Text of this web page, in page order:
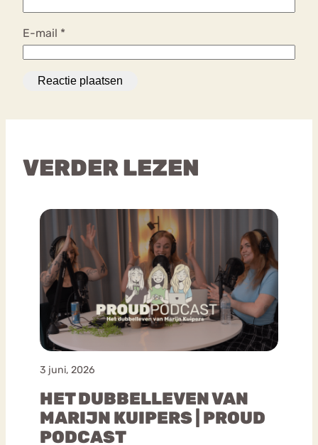
E-mail *
VERDER LEZEN
3 juni, 2026
HET DUBBELLEVEN VAN
MARIJN KUIPERS | PROUD
PODCAST